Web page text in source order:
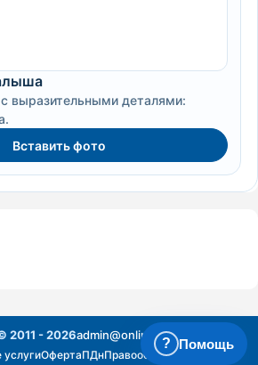
выразительными деталями:
Вставить фото
2011 - 2026admin@online-efect.com
услугиОфертаПДнПравообладателям
? Помощь